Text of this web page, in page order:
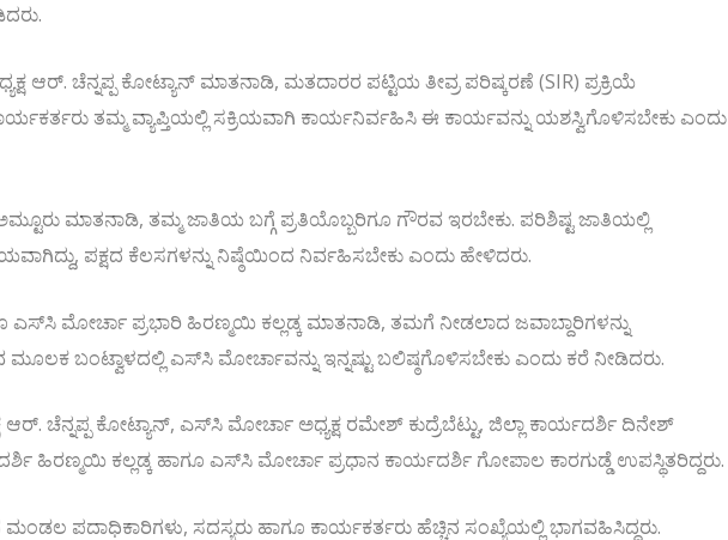
ಆರ್. ಚೆನ್ನಪ್ಪ ಕೋಟ್ಯಾನ್ ಮಾತನಾಡಿ, ಮತದಾರರ ಪಟ್ಟಿಯ ತೀವ್ರ ಪರಿಷ್ಕರಣೆ (SIR) ಪ್ರಕ್ರಿಯೆ
ತಮ್ಮ ವ್ಯಾಪ್ತಿಯಲ್ಲಿ ಸಕ್ರಿಯವಾಗಿ ಕಾರ್ಯನಿರ್ವಹಿಸಿ ಈ ಕಾರ್ಯವನ್ನು ಯಶಸ್ವಿಗೊಳಿಸಬೇಕು ಎಂದು
ಮಾತನಾಡಿ, ತಮ್ಮ ಜಾತಿಯ ಬಗ್ಗೆ ಪ್ರತಿಯೊಬ್ಬರಿಗೂ ಗೌರವ ಇರಬೇಕು. ಪರಿಶಿಷ್ಟ ಜಾತಿಯಲ್ಲಿ
ಪಕ್ಷದ ಕೆಲಸಗಳನ್ನು ನಿಷ್ಠೆಯಿಂದ ನಿರ್ವಹಿಸಬೇಕು ಎಂದು ಹೇಳಿದರು.
ಮೋರ್ಚಾ ಪ್ರಭಾರಿ ಹಿರಣ್ಮಯಿ ಕಲ್ಲಡ್ಕ ಮಾತನಾಡಿ, ತಮಗೆ ನೀಡಲಾದ ಜವಾಬ್ದಾರಿಗಳನ್ನು
ಬಂಟ್ವಾಳದಲ್ಲಿ ಎಸ್‌ಸಿ ಮೋರ್ಚಾವನ್ನು ಇನ್ನಷ್ಟು ಬಲಿಷ್ಠಗೊಳಿಸಬೇಕು ಎಂದು ಕರೆ ನೀಡಿದರು.
ಚೆನ್ನಪ್ಪ ಕೋಟ್ಯಾನ್, ಎಸ್‌ಸಿ ಮೋರ್ಚಾ ಅಧ್ಯಕ್ಷ ರಮೇಶ್ ಕುದ್ರೆಬೆಟ್ಟು, ಜಿಲ್ಲಾ ಕಾರ್ಯದರ್ಶಿ ದಿನೇಶ್
ಹಿರಣ್ಮಯಿ ಕಲ್ಲಡ್ಕ ಹಾಗೂ ಎಸ್‌ಸಿ ಮೋರ್ಚಾ ಪ್ರಧಾನ ಕಾರ್ಯದರ್ಶಿ ಗೋಪಾಲ ಕಾರಗುಡ್ಡೆ ಉಪಸ್ಥಿತರಿದ್ದರು.
ಪದಾಧಿಕಾರಿಗಳು, ಸದಸ್ಯರು ಹಾಗೂ ಕಾರ್ಯಕರ್ತರು ಹೆಚ್ಚಿನ ಸಂಖ್ಯೆಯಲ್ಲಿ ಭಾಗವಹಿಸಿದ್ದರು.